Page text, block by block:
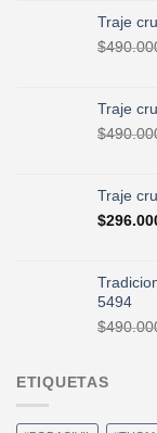
Traje
$
Traje
$
Traje
$
5494
$
ETIQUETAS